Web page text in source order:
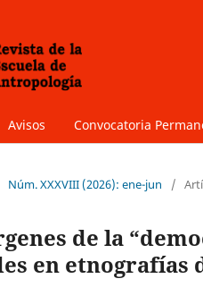
Avisos Convocatoria
Núm. XXXVIII (2026): ene-jun /
de la
en etnografías